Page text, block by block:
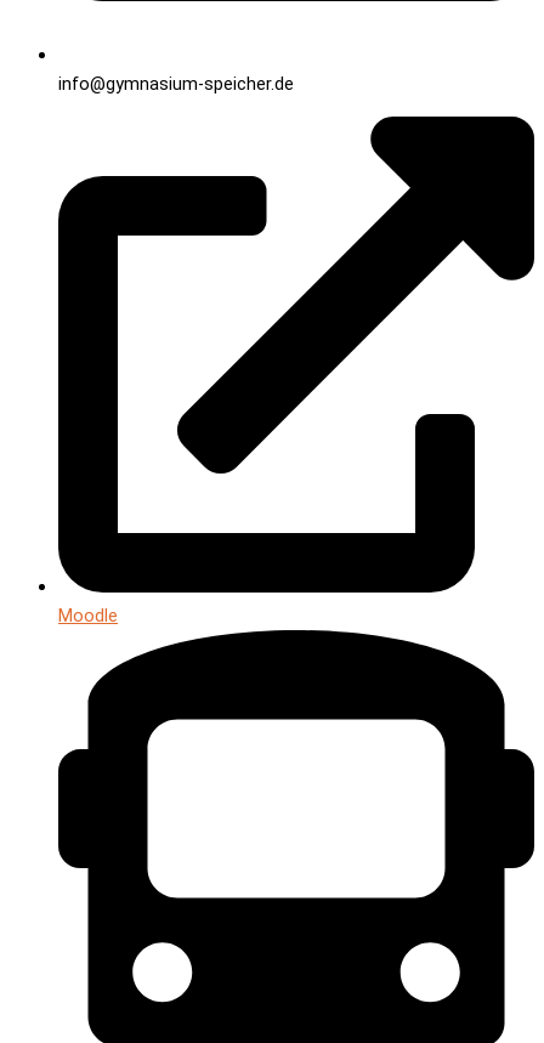
info@gymnasium-speicher.de
Moodle